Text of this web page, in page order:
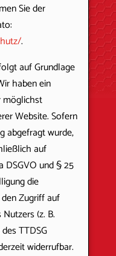
Sie der
.
auf Grundlage
haben ein
möglichst
Website. Sofern
abgefragt wurde,
auf
DSGVO und § 25
die
Zugriff auf
(z. B.
TTDSG
widerrufbar.